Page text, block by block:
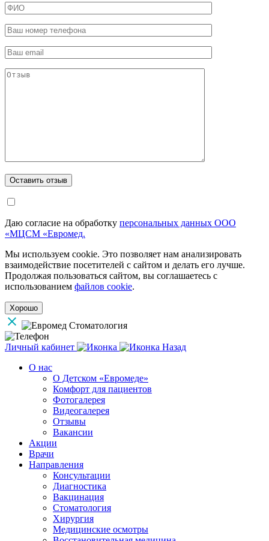
Даю согласие на обработку персональных данных ООО
«МЦСМ «Евромед.
Мы используем cookie. Это позволяет нам анализировать
взаимодействие посетителей с сайтом и делать его лучше.
Продолжая пользоваться сайтом, вы соглашаетесь с
использованием файлов cookie.
Хорошо
Личный кабинет
Назад
О нас
О Детском «Евромеде»
Комфорт для пациентов
Фотогалерея
Видеогалерея
Отзывы
Вакансии
Акции
Врачи
Направления
Консультации
Диагностика
Вакцинация
Стоматология
Хирургия
Медицинские осмотры